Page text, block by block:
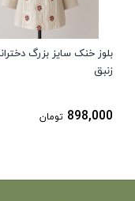
بلوز خنک سایز بزرگ
زنبق
898,000 تومان